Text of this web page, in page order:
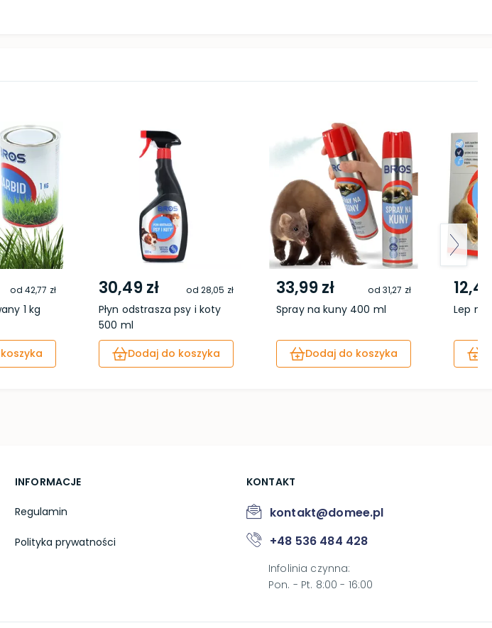
od 42,77 zł
1 kg
30,49 zł od 28,05 zł
Płyn odstrasza psy i koty
500 ml
Dodaj do koszyka
33,99 zł od 31,27 zł
Spray na kuny 400 ml
Dodaj do koszyka
Lep na
INFORMACJE
Regulamin
Polityka prywatności
KONTAKT
kontakt@domee.pl
+48 536 484 428
Infolinia czynna:
Pon. - Pt. 8:00 - 16:00